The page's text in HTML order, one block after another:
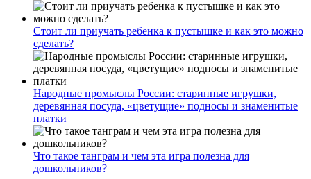
Стоит ли приучать ребенка к пустышке и как это можно
сделать?
Народные промыслы России: старинные игрушки,
деревянная посуда, «цветущие» подносы и знаменитые
платки
Что такое танграм и чем эта игра полезна для
дошкольников?